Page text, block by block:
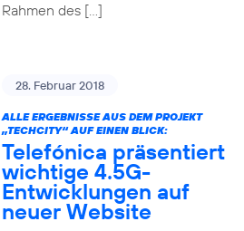
Rahmen des […]
28. Februar 2018
ALLE ERGEBNISSE AUS DEM PROJEKT
„TECHCITY“ AUF EINEN BLICK:
Telefónica präsentiert
wichtige 4.5G-
Entwicklungen auf
neuer Website